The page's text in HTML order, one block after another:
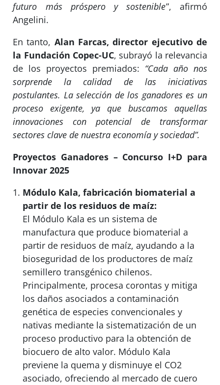
futuro más próspero y sostenible”, afirmó
Angelini.
En tanto, Alan Farcas, director ejecutivo de
la Fundación Copec-UC, subrayó la relevancia
de los proyectos premiados: “Cada año nos
sorprende la calidad de las iniciativas
postulantes. La selección de los ganadores es un
proceso exigente, ya que buscamos aquellas
innovaciones con potencial de transformar
sectores clave de nuestra economía y sociedad”.
Proyectos Ganadores – Concurso I+D para
Innovar 2025
Módulo Kala, fabricación biomaterial a
partir de los residuos de maíz:
El Módulo Kala es un sistema de
manufactura que produce biomaterial a
partir de residuos de maíz, ayudando a la
bioseguridad de los productores de maíz
semillero transgénico chilenos.
Principalmente, procesa corontas y mitiga
los daños asociados a contaminación
genética de especies convencionales y
nativas mediante la sistematización de un
proceso productivo para la obtención de
biocuero de alto valor. Módulo Kala
previene la quema y disminuye el CO2
asociado, ofreciendo al mercado de cuero